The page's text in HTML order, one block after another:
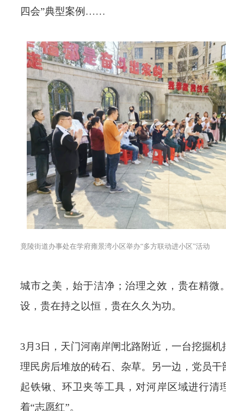
四会”典型案例……
竟陵街道办事处在学府雍景湾小区举办“多方联动进小区”活动
城市之美，始于洁净；治理之效，贵在精微
设，贵在持之以恒，贵在久久为功。
3月3日，天门河南岸闸北路附近，一台挖掘机
理民房后堆放的砖石、杂草。另一边，党员干
起铁锹、环卫夹等工具，对河岸区域进行清
着“志愿红”。